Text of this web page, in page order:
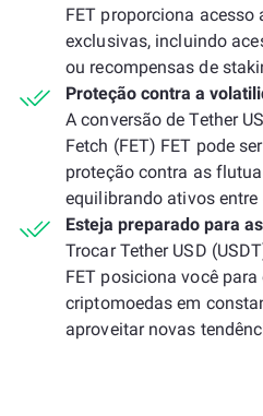
FET proporciona
exclusivas, incluindo
ou recompensas de
Proteção contra a
A conversão de Tether
Fetch (FET) FET pode
proteção contra as
equilibrando ativos
Esteja preparado para
Trocar Tether USD
FET posiciona você
criptomoedas em
aproveitar novas